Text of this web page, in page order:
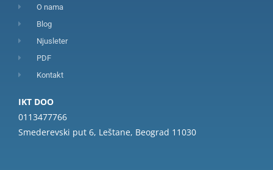
O nama
Blog
Njusleter
PDF
Kontakt
IKT DOO
0113477766
Smederevski put 6, Leštane, Beograd 11030